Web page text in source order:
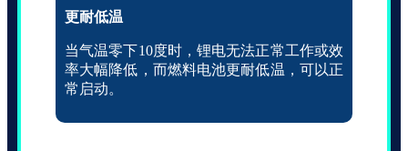
更耐低温
当气温零下10度时，锂电无法正常工作或效
率大幅降低，而燃料电池更耐低温，可以正
常启动。